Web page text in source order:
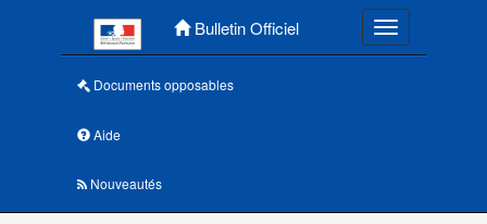
Bulletin Officiel Toggle
Documents opposables
Aide
Nouveautés